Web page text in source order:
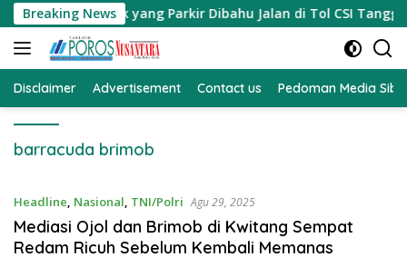
Langsung
ke
konten
Breaking News
Truk yang Parkir Dibahu Jalan di Tol CSI Tanggerang
Disclaimer Advertisement Contact us Pedoman Media
barracuda brimob
Headline, Nasional, TNI/Polri Agu 29, 2025
Mediasi Ojol dan Brimob di Kwitang Sempat
Redam Ricuh Sebelum Kembali Memanas